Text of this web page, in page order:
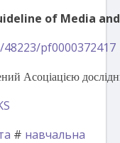
of Media
pf0000372417
Асоціацією
# навчальна